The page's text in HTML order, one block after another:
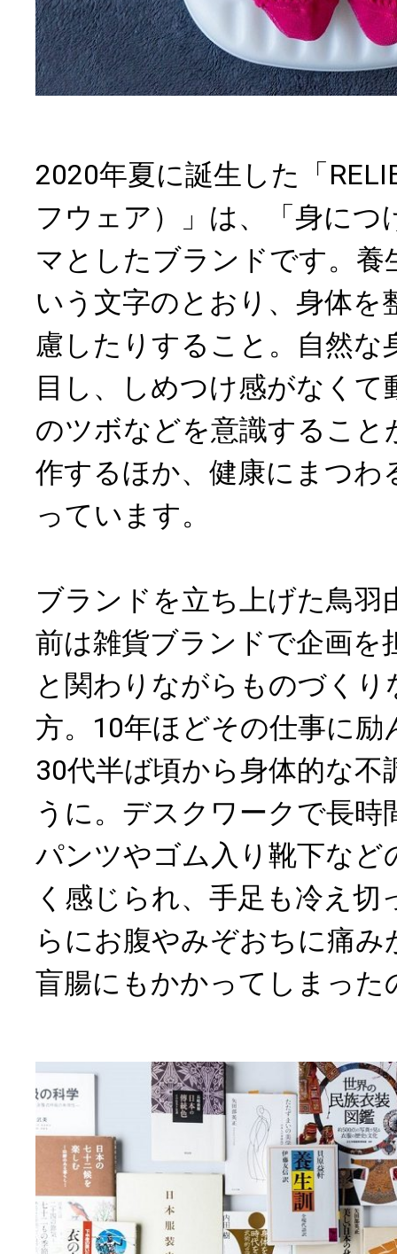
2020年夏に誕生した「
フウェア）」は、「身につ
マとしたブランドです。養
いう文字のとおり、身体を
慮したりすること。自然な
目し、しめつけ感がなくて
のツボなどを意識すること
作するほか、健康にまつわ
っています。
ブランドを立ち上げた鳥羽
前は雑貨ブランドで企画を
と関わりながらものづく
方。10年ほどその仕事に
30代半ば頃から身体的な不
うに。デスクワークで長時
パンツやゴム入り靴下など
く感じられ、手足も冷え
らにお腹やみぞおちに痛
盲腸にもかかってしまった